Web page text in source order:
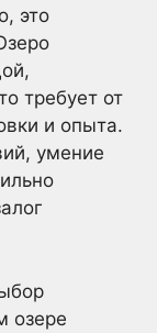
это
требует от
и опыта.
умение
озере